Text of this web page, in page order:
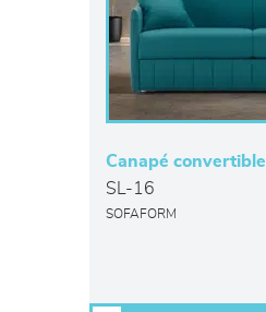
Canapé convertible
SL-16
SOFAFORM